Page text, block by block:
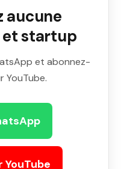
aucune
startup
et abonnez-
YouTube.
YouTube